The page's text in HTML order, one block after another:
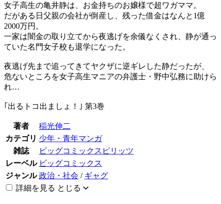
女子高生の亀井静は、お金持ちのお嬢様で超ワガママ。
だがある日父親の会社が倒産し、残った借金はなんと1億
2000万円。
一家は闇金の取り立てから夜逃げを余儀なくされ、静が通っ
ていた名門女子校も退学になった。
夜逃げ先まで追ってきてヤクザに逆ギレした静だったが、
危ないところを女子高生マニアの弁護士・野中弘務に助けら
れ…
｢出るトコ出ましょ！｣ 第3巻
著者
稲光伸二
カテゴリ 少年・青年マンガ
雑誌
ビッグコミックスピリッツ
レーベル ビッグコミックス
ジャンル 政治・社会 / ギャグ
詳細を見る とじる